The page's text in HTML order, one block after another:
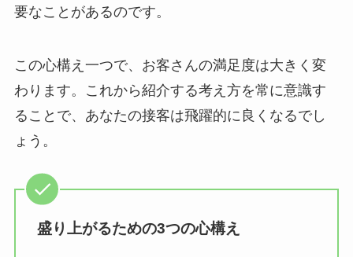
要なことがあるのです。
この心構え一つで、お客さんの満足度は大きく変
わります。これから紹介する考え方を常に意識す
ることで、あなたの接客は飛躍的に良くなるでし
ょう。
盛り上がるための3つの心構え